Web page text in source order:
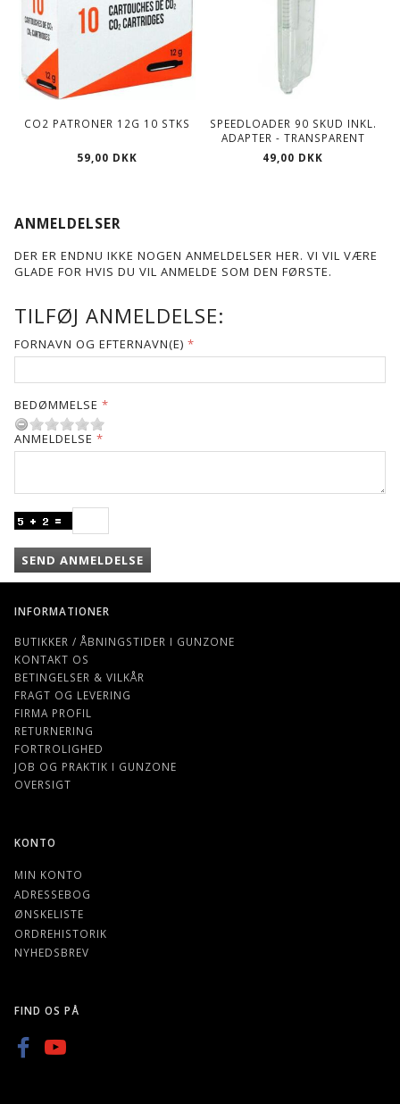
CO2 PATRONER 12G 10 STKS
59,00 DKK
SPEEDLOADER 90 SKUD INKL.
ADAPTER - TRANSPARENT
49,00 DKK
ANMELDELSER
DER ER ENDNU IKKE NOGEN ANMELDELSER HER. VI VIL VÆRE
GLADE FOR HVIS DU VIL ANMELDE SOM DEN FØRSTE.
TILFØJ ANMELDELSE:
FORNAVN OG EFTERNAVN(E)
BEDØMMELSE
ANMELDELSE
SEND ANMELDELSE
INFORMATIONER
BUTIKKER / ÅBNINGSTIDER I GUNZONE
KONTAKT OS
BETINGELSER & VILKÅR
FRAGT OG LEVERING
FIRMA PROFIL
RETURNERING
FORTROLIGHED
JOB OG PRAKTIK I GUNZONE
OVERSIGT
KONTO
MIN KONTO
ADRESSEBOG
ØNSKELISTE
ORDREHISTORIK
NYHEDSBREV
FIND OS PÅ